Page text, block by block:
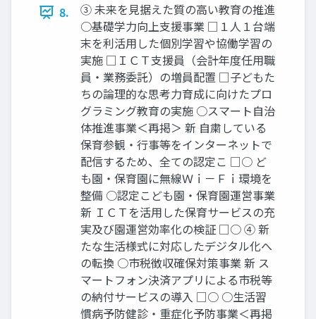
8.
③ 未来を見据えた質の高い教育の推進
○基礎学力向上支援事業 □１人１台端
末を利活用した個別学習や協働学習の
実施 □ＩＣＴ支援員（会計年度任用職
員・業務委託）の増員配置 □子どもた
ちの論理的な思考力育成に向けたプロ
グラミング教育の実施 ○スマート自治
体推進事業＜再掲＞ 新 自粛している
保育参観・行事等をインターネットで
配信するため、全ての認定こ □○ ど
も園・保育園に無線Ｗｉ－Ｆｉ環境を
整備 ○認定こども園・保育園運営事業
新 ＩＣＴを活用した保育サービスの充
実及び園運営効率化の検証 □○ ④ 新
たな生活様式に対応したデジタル化へ
の転換 ○市税徴収確保対策事業 新 ス
マートフォン決済アプリによる市税等
の納付サービスの導入 □○ ○生活習
慣病予防健診・重症化予防事業＜再掲